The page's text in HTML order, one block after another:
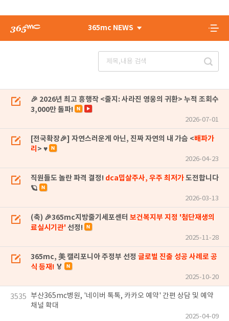
365mc NEWS
🎉 2026년 최고 흥행작 <줄지: 사라진 영웅의 귀환> 누적 조회수
3,000만 돌파!
2026-07-01
[전국확장🎉] 자연스러운게 아닌, 진짜 자연의 내 가슴 <배파가
리 > ♥
2026-04-23
직원들도 놀란 파격 결정! dca밉살주사, 우주 최저가도전합니다
🪐
2026-03-13
(축) 🎉365mc지방줄기세포센터 보건복지부 지정 '첨단재생의
료실시기관' 선정!
2025-11-28
365mc, 美 캘리포니아 주정부 선정 글로벌 진출 성공 사례로 공
식 등재! 🏅
2025-10-20
3535 부산365mc병원, '네이버 톡톡, 카카오 예약' 간편 상담 및 예약
채널 확대
2025-04-09